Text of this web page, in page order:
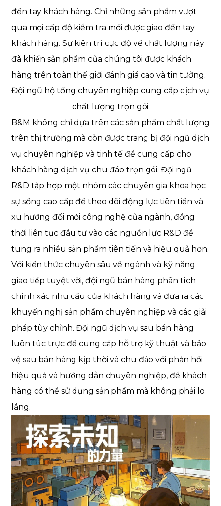
đến tay khách hàng. Chỉ những sản phẩm vượt
qua mọi cấp độ kiểm tra mới được giao đến tay
khách hàng. Sự kiên trì cực độ về chất lượng này
đã khiến sản phẩm của chúng tôi được khách
hàng trên toàn thế giới đánh giá cao và tin tưởng.
Đội ngũ hộ tống chuyên nghiệp cung cấp dịch vụ
chất lượng trọn gói
B&M không chỉ dựa trên các sản phẩm chất lượng
trên thị trường mà còn được trang bị đội ngũ dịch
vụ chuyên nghiệp và tinh tế để cung cấp cho
khách hàng dịch vụ chu đáo trọn gói. Đội ngũ
R&D tập hợp một nhóm các chuyên gia khoa học
sự sống cao cấp để theo dõi động lực tiên tiến và
xu hướng đổi mới công nghệ của ngành, đồng
thời liên tục đầu tư vào các nguồn lực R&D để
tung ra nhiều sản phẩm tiên tiến và hiệu quả hơn.
Với kiến ​​thức chuyên sâu về ngành và kỹ năng
giao tiếp tuyệt vời, đội ngũ bán hàng phân tích
chính xác nhu cầu của khách hàng và đưa ra các
khuyến nghị sản phẩm chuyên nghiệp và các giải
pháp tùy chỉnh. Đội ngũ dịch vụ sau bán hàng
luôn túc trực để cung cấp hỗ trợ kỹ thuật và bảo
vệ sau bán hàng kịp thời và chu đáo với phản hồi
hiệu quả và hướng dẫn chuyên nghiệp, để khách
hàng có thể sử dụng sản phẩm mà không phải lo
lắng.